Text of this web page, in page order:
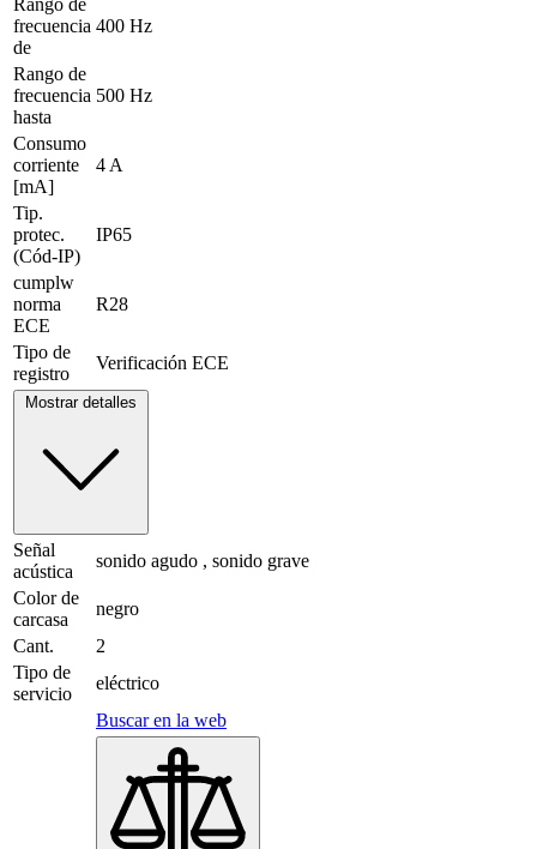
Rango de
frecuencia
de
400 Hz
Rango de
frecuencia
hasta
500 Hz
Consumo
corriente
[mA]
4 A
Tip.
protec.
(Cód-IP)
IP65
cumplw
norma
ECE
R28
Tipo de
registro
Verificación ECE
Mostrar detalles
Señal
acústica
sonido agudo , sonido grave
Color de
carcasa
negro
Cant.
2
Tipo de
servicio
eléctrico
Buscar en la web